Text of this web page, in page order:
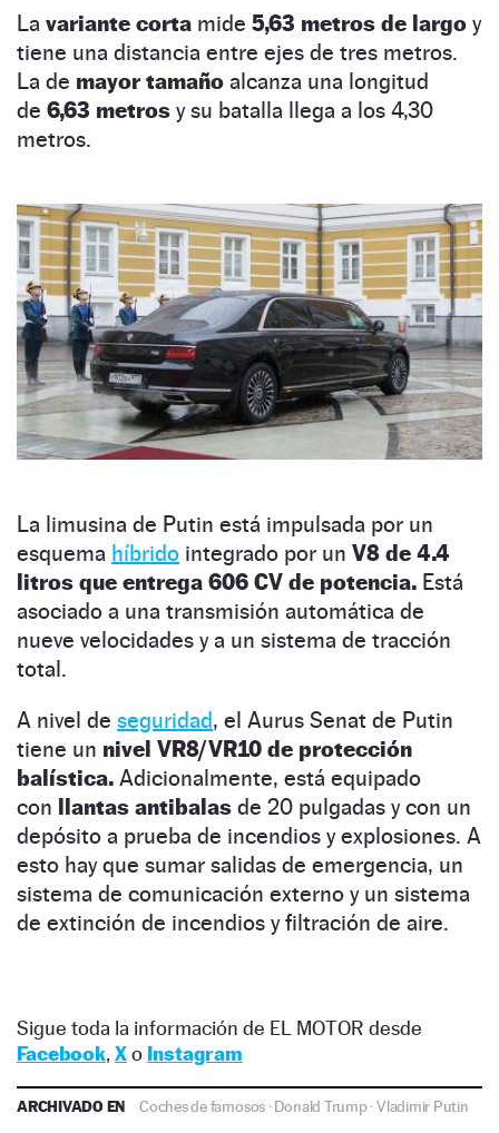
La variante corta mide 5,63 metros de largo y
tiene una distancia entre ejes de tres metros.
La de mayor tamaño alcanza una longitud
de 6,63 metros y su batalla llega a los 4,30
metros.
La limusina de Putin está impulsada por un
esquema híbrido integrado por un V8 de 4.4
litros que entrega 606 CV de potencia. Está
asociado a una transmisión automática de
nueve velocidades y a un sistema de tracción
total.
A nivel de seguridad, el Aurus Senat de Putin
tiene un nivel VR8/VR10 de protección
balística. Adicionalmente, está equipado
con llantas antibalas de 20 pulgadas y con un
depósito a prueba de incendios y explosiones. A
esto hay que sumar salidas de emergencia, un
sistema de comunicación externo y un sistema
de extinción de incendios y filtración de aire.
Sigue toda la información de EL MOTOR desde
Facebook, Xo Instagram
ARCHIVADO EN Coches de famosos ·Donald Trump ·Vladimir Putin